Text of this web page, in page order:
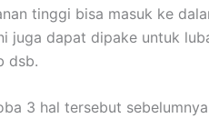
tinggi bisa masuk ke
juga dapat dipake untuk
dsb.
3 hal tersebut